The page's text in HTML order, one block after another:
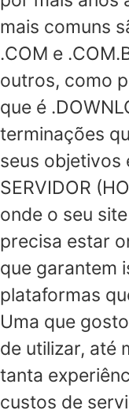
mais comuns
.COM e
outros, como
que é
terminações
seus objetivos
SERVIDOR
onde o seu
precisa estar
que garantem
plataformas
Uma que
de utilizar, até
tanta
custos de